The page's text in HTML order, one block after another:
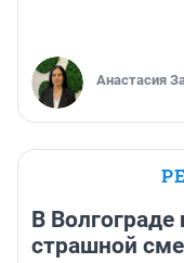
Анастасия
В
страшной